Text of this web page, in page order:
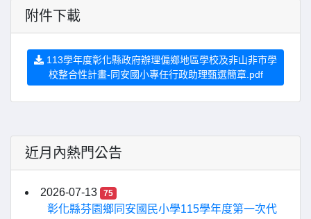
附件下載
113學年度彰化縣政府辦理偏鄉地區學校及非山非巿學
校整合性計畫-同安國小專任行政助理甄選簡章.pdf
近月內熱門公告
2026-07-13 75
彰化縣芬園鄉同安國民小學115學年度第一次代